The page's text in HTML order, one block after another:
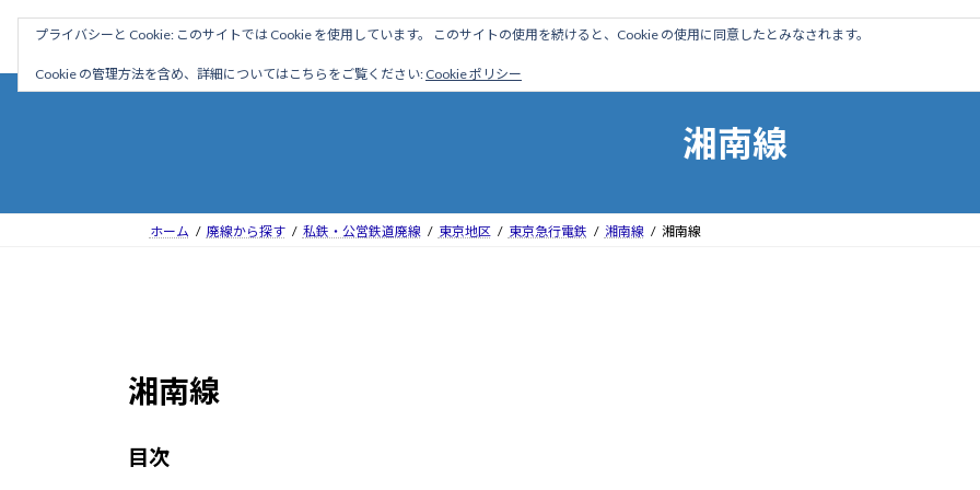
駅名読み方大全 ホーム はじめに 管理人ブログ 営業線から探す
湘南線
ホーム 廃線から探す 私鉄・公営鉄道廃線 東京地区 東京急行電鉄 湘南線 湘南線
湘南線
目次
プライバシーと Cookie: このサイトでは Cookie を使用しています。 このサイトの使用を続けると、Cookie の使用に同意したとみなされます。
Cookie の管理方法を含め、詳細についてはこちらをご覧ください: Cookie ポリシー